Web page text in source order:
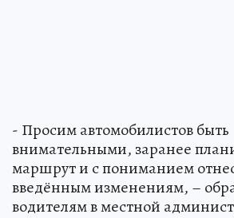
- Просим автомобилистов быть
внимательными, заранее
маршрут и с пониманием
введённым изменениям, –
водителям в местной